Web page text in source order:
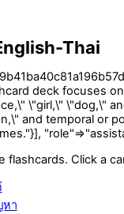
Thai
deck focuses
\"girl,\" \"dog,\"
and temporal or
flashcards. Click a
หา